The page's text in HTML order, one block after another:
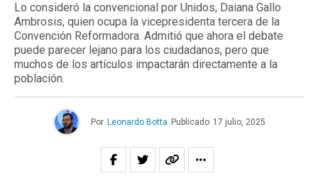
Lo consideró la convencional por Unidos, Daiana Gallo
Ambrosis, quien ocupa la vicepresidenta tercera de la
Convención Reformadora. Admitió que ahora el debate
puede parecer lejano para los ciudadanos, pero que
muchos de los artículos impactarán directamente a la
población.
Por Leonardo Botta Publicado 17 julio, 2025